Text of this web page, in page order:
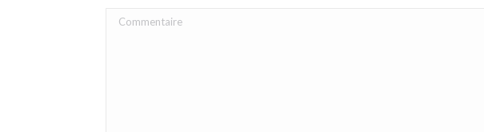
Commentaire